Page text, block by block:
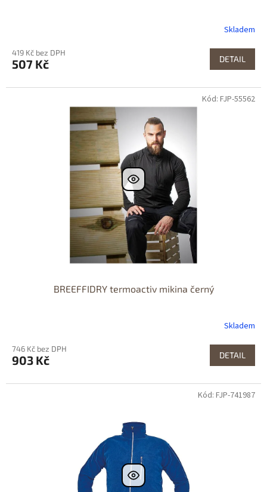
Skladem
419 Kč bez DPH
507 Kč DETAIL
BREEFFIDRY termoactiv mikina černý
Skladem
746 Kč bez DPH
903 Kč DETAIL
Kód: FJP-55562
Kód: FJP-741987